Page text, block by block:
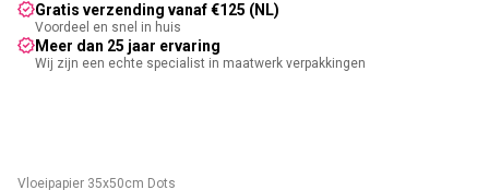
Gratis verzending vanaf €125 (NL)
Voordeel en snel in huis
Meer dan 25 jaar ervaring
Wij zijn een echte specialist in maatwerk verpakkingen
Vloeipapier 35x50cm Dots